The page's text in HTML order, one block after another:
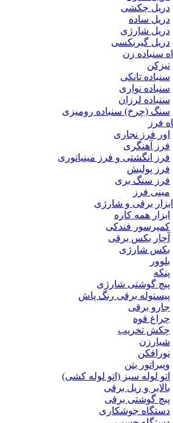
دریل چکشی
دریل ساده
دریل شارژی
دریل گیربکسی
سنباده زن
تیزکن
سنباده تانکی
سنباده نواری
سنباده لرزان
سنگ (چرخ) سنباده رومیزی
فرز
اور فرز نجاری
فرز آهنگری
فرز انگشتی و فرز مینیاتوری
فرز پولیش
فرز سنگ بری
مینی فرز
برقی و شارژی
ابزار همه کاره
کمپرسور فندکی
آچار بکس برقی
بکس شارژی
بلوور
پنکه
پیچ گوشتی شارژی
پیستوله برقی رنگ پاش
جارو برقی
چراغ قوه
چکش تخریب
شیارزن
نورافکن
ویبراتور بتن
اتو لوله سبز (اتو لوله کشی)
بالابر و ریل برقی
پیچ گوشتی برقی
دستگاه جوشکاری